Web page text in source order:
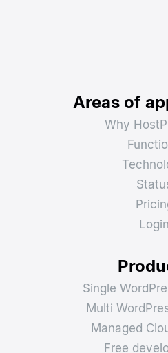
Areas of
Why
Login
Single
Multi
Managed
Free